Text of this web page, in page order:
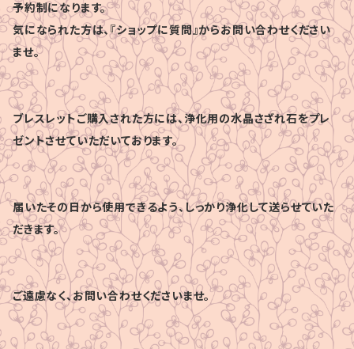
予約制になります。
気になられた方は、『ショップに質問』からお問い合わせください
ませ。
ブレスレットご購入された方には、浄化用の水晶さざれ石をプレ
ゼントさせていただいております。
届いたその日から使用できるよう、しっかり浄化して送らせていた
だきます。
ご遠慮なく、お問い合わせくださいませ。